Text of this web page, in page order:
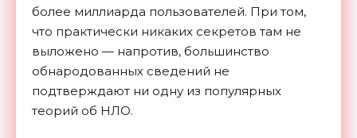
более миллиарда пользователей. При том,
что практически никаких секретов там не
выложено — напротив, большинство
обнародованных сведений не
подтверждают ни одну из популярных
теорий об НЛО.